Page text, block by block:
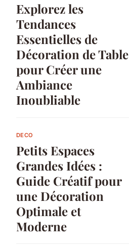
Explorez les
Tendances
Essentielles de
Décoration de Table
pour Créer une
Ambiance
Inoubliable
DECO
Petits Espaces
Grandes Idées :
Guide Créatif pour
une Décoration
Optimale et
Moderne